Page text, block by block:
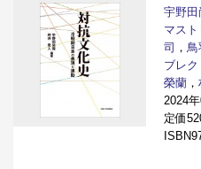
宇野田
マスト
司 ， 鳥
ブレク
榮蘭 ，
2024
定価